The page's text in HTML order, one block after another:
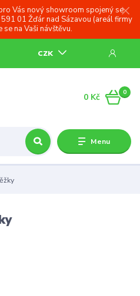
Vás nový showroom spojený se
01 Žďár nad Sázavou (areál firmy
se na Vaši návštěvu.
Menu
CZK
0
0 Kč